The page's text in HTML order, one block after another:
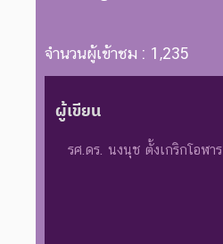
จำนวนผู้เข้าชม : 1,235
ผู้เขียน
รศ.ดร. นงนุช ตั้งเกริกโอฬาร